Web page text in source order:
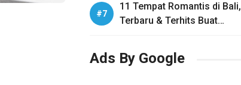
11 Tempat Romantis di Bali,
Terbaru & Terhits Buat
Ads By Google